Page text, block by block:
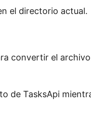
el directorio actual.
convertir el
de TasksApi